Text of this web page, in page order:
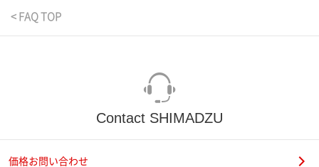
< FAQ TOP
Contact SHIMADZU
価格お問い合わせ